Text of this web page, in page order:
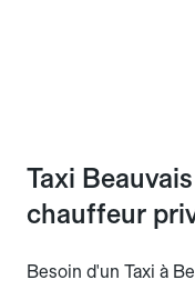
Taxi
chauffeur
Besoin d'un Taxi à